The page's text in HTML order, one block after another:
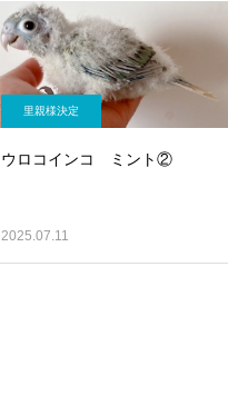
里親様決定
ウロコインコ ミント②
2025.07.11